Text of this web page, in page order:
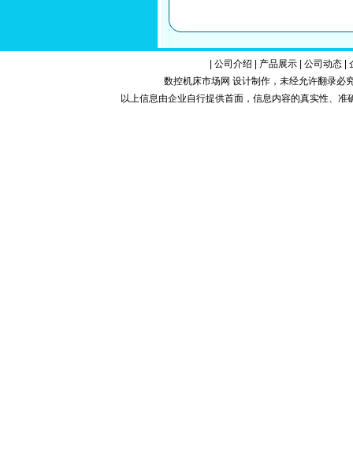
公司介绍 产品展示| 公司动态|
数控机床市场网 设计制作，未经允许翻录必
以上信息由企业自行提供首面，信息内容的真实性、